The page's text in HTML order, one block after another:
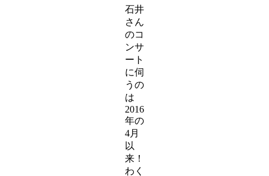
石井
さん
のコ
ンサ
ート
に伺
うの
は
2016
年の
4月
以
来！
わく